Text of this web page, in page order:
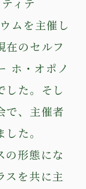
ィテ
ムを主催し
在のセルフ
ホ・オポノ
した。そし
で、主催者
た。
の形態にな
スを共に主